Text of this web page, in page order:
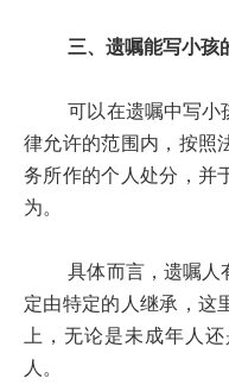
三、遗嘱能写小孩
可以在遗嘱中写小孩
律允许的范围内，按照
务所作的个人处分，并
为。
具体而言，遗嘱人有
定由特定的人继承，这
上，无论是未成年人
人。